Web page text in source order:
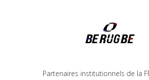
Partenaires institutionnels de la